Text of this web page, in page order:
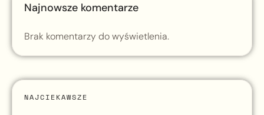
Najnowsze komentarze
Brak komentarzy do wyświetlenia.
NAJCIEKAWSZE